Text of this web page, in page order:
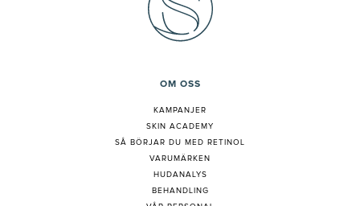
OM OSS
KAMPANJER
SKIN ACADEMY
SÅ BÖRJAR DU MED RETINOL
VARUMÄRKEN
HUDANALYS
BEHANDLING